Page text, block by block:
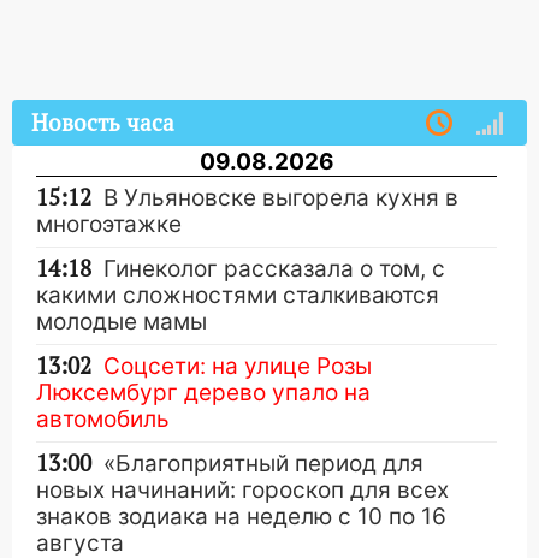
Новость часа
09.08.2026
15:12 В Ульяновске выгорела кухня в
многоэтажке
14:18 Гинеколог рассказала о том, с
какими сложностями сталкиваются
молодые мамы
13:02 Соцсети: на улице Розы
Люксембург дерево упало на
автомобиль
13:00 «Благоприятный период для
новых начинаний: гороскоп для всех
знаков зодиака на неделю с 10 по 16
августа